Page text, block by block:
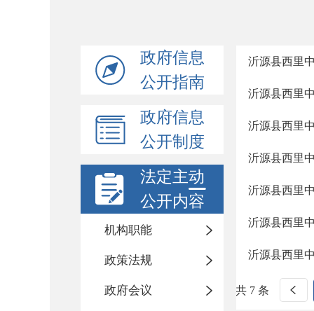
政府信息
公开指南
政府信息
公开制度
法定主动
公开内容
机构职能
政策法规
政府会议
沂源县西里
沂源县西里
沂源县西里
沂源县西里
沂源县西里
沂源县西里
沂源县西里
共 7 条